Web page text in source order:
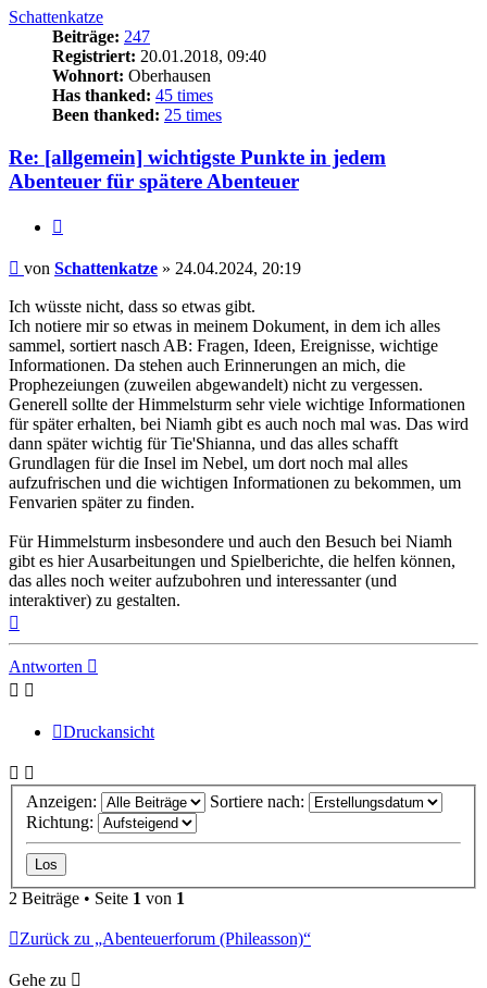
Schattenkatze
Beiträge: 247
Registriert: 20.01.2018, 09:40
Wohnort: Oberhausen
Has thanked: 45 times
Been thanked: 25 times
Re: [allgemein] wichtigste Punkte in jedem
Abenteuer für spätere Abenteuer
Beitrag
von Schattenkatze » 24.04.2024, 20:19
Ich wüsste nicht, dass so etwas gibt.
Ich notiere mir so etwas in meinem Dokument, in dem ich alles
sammel, sortiert nasch AB: Fragen, Ideen, Ereignisse, wichtige
Informationen. Da stehen auch Erinnerungen an mich, die
Prophezeiungen (zuweilen abgewandelt) nicht zu vergessen.
Generell sollte der Himmelsturm sehr viele wichtige Informationen
für später erhalten, bei Niamh gibt es auch noch mal was. Das wird
dann später wichtig für Tie'Shianna, und das alles schafft
Grundlagen für die Insel im Nebel, um dort noch mal alles
aufzufrischen und die wichtigen Informationen zu bekommen, um
Fenvarien später zu finden.
Für Himmelsturm insbesondere und auch den Besuch bei Niamh
gibt es hier Ausarbeitungen und Spielberichte, die helfen können,
das alles noch weiter aufzubohren und interessanter (und
interaktiver) zu gestalten.
Antworten
Druckansicht
Anzeigen:
Sortiere nach:
Richtung:
2 Beiträge • Seite 1 von 1
Zurück zu „Abenteuerforum (Phileasson)“
Gehe zu